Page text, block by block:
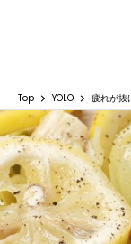
Top YOLO 疲れが抜